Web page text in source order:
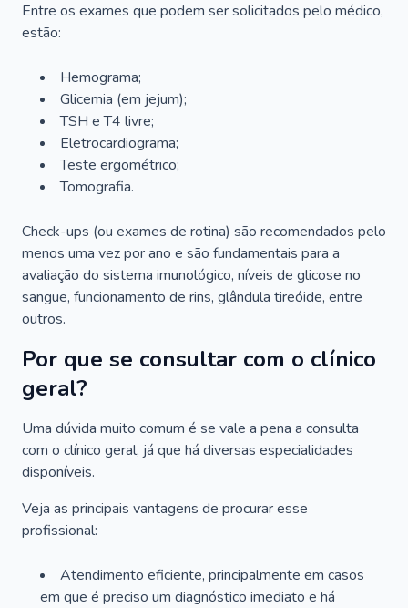
Entre os exames que podem ser solicitados pelo médico,
estão:
Hemograma;
Glicemia (em jejum);
TSH e T4 livre;
Eletrocardiograma;
Teste ergométrico;
Tomografia.
Check-ups (ou exames de rotina) são recomendados pelo
menos uma vez por ano e são fundamentais para a
avaliação do sistema imunológico, níveis de glicose no
sangue, funcionamento de rins, glândula tireóide, entre
outros.
Por que se consultar com o clínico
geral?
Uma dúvida muito comum é se vale a pena a consulta
com o clínico geral, já que há diversas especialidades
disponíveis.
Veja as principais vantagens de procurar esse
profissional:
Atendimento eficiente, principalmente em casos
em que é preciso um diagnóstico imediato e há